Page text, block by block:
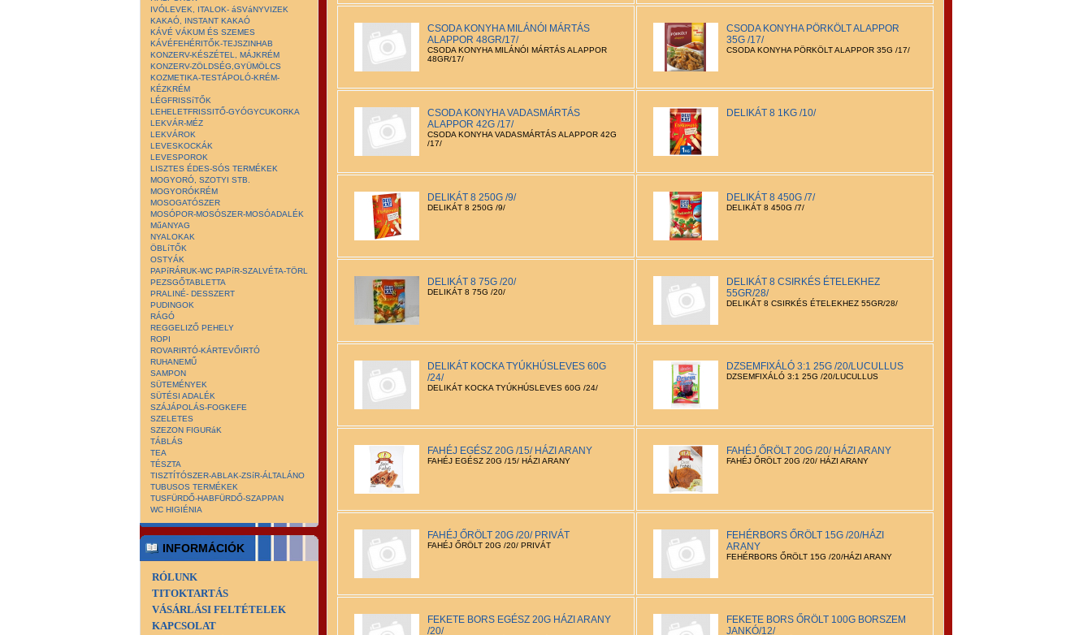
IVÓLEVEK, ITALOK- áSVáNYVIZEK
KAKAÓ, INSTANT KAKAÓ
KÁVÉ VÁKUM ÉS SZEMES
KÁVÉFEHÉRITŐK-TEJSZINHAB
KONZERV-KÉSZÉTEL, MÁJKRÉM
KONZERV-ZÖLDSÉG,GYÜMÖLCS
KOZMETIKA-TESTÁPOLÓ-KRÉM-
KÉZKRÉM
LÉGFRISSíTŐK
LEHELETFRISSITŐ-GYÓGYCUKORKA
LEKVÁR-MÉZ
LEKVÁROK
LEVESKOCKÁK
LEVESPOROK
LISZTES ÉDES-SÓS TERMÉKEK
MOGYORÓ, SZOTYI STB.
MOGYORÓKRÉM
MOSOGATÓSZER
MOSÓPOR-MOSÓSZER-MOSÓADALÉK
MűANYAG
NYALOKAK
ÖBLíTŐK
OSTYÁK
PAPíRÁRUK-WC PAPíR-SZALVÉTA-TÖRL
PEZSGŐTABLETTA
PRALINÉ- DESSZERT
PUDINGOK
RÁGÓ
REGGELIZŐ PEHELY
ROPI
ROVARIRTÓ-KÁRTEVŐIRTÓ
RUHANEMŰ
SAMPON
SÜTEMÉNYEK
SÜTÉSI ADALÉK
SZÁJÁPOLÁS-FOGKEFE
SZELETES
SZEZON FIGURáK
TÁBLÁS
TEA
TÉSZTA
TISZTÍTÓSZER-ABLAK-ZSíR-ÁLTALÁNO
TUBUSOS TERMÉKEK
TUSFÜRDŐ-HABFÜRDŐ-SZAPPAN
WC HIGIÉNIA
INFORMÁCIÓK
RÓLUNK
TITOKTARTÁS
VÁSÁRLÁSI FELTÉTELEK
KAPCSOLAT
CSODA KONYHA MILÁNÓI MÁRTÁS
ALAPPOR 48GR/17/
CSODA KONYHA MILÁNÓI MÁRTÁS ALAPPOR
48GR/17/
CSODA KONYHA PÖRKÖLT ALAPPOR
35G /17/
CSODA KONYHA PÖRKÖLT ALAPPOR 35G /17/
CSODA KONYHA VADASMÁRTÁS
ALAPPOR 42G /17/
CSODA KONYHA VADASMÁRTÁS ALAPPOR 42G
/17/
DELIKÁT 8 1KG /10/
DELIKÁT 8 250G /9/
DELIKÁT 8 250G /9/
DELIKÁT 8 450G /7/
DELIKÁT 8 450G /7/
DELIKÁT 8 75G /20/
DELIKÁT 8 75G /20/
DELIKÁT 8 CSIRKÉS ÉTELEKHEZ
55GR/28/
DELIKÁT 8 CSIRKÉS ÉTELEKHEZ 55GR/28/
DELIKÁT KOCKA TYÚKHÚSLEVES 60G
/24/
DELIKÁT KOCKA TYÚKHÚSLEVES 60G /24/
DZSEMFIXÁLÓ 3:1 25G /20/LUCULLUS
DZSEMFIXÁLÓ 3:1 25G /20/LUCULLUS
FAHÉJ EGÉSZ 20G /15/ HÁZI ARANY
FAHÉJ EGÉSZ 20G /15/ HÁZI ARANY
FAHÉJ ŐRÖLT 20G /20/ HÁZI ARANY
FAHÉJ ŐRÖLT 20G /20/ HÁZI ARANY
FAHÉJ ŐRÖLT 20G /20/ PRIVÁT
FAHÉJ ŐRÖLT 20G /20/ PRIVÁT
FEHÉRBORS ŐRÖLT 15G /20/HÁZI
ARANY
FEHÉRBORS ŐRÖLT 15G /20/HÁZI ARANY
FEKETE BORS EGÉSZ 20G HÁZI ARANY
/20/
FEKETE BORS ŐRÖLT 100G BORSZEM
JANKÓ/12/